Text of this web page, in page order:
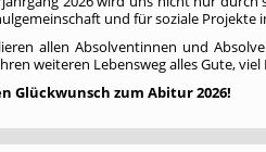
und für soziale Projekte
allen Absolventinnen und
weiteren Lebensweg alles Gute,
Glückwunsch zum Abitur 2026!